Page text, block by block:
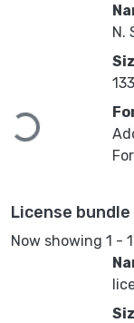
Loading...
N.
License bundle
Now showing 1 -